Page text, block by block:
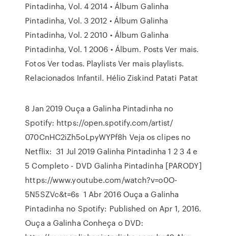
Pintadinha, Vol. 4 2014 • Álbum Galinha
Pintadinha, Vol. 3 2012 • Álbum Galinha
Pintadinha, Vol. 2 2010 • Álbum Galinha
Pintadinha, Vol. 1 2006 • Álbum. Posts Ver mais.
Fotos Ver todas. Playlists Ver mais playlists.
Relacionados Infantil. Hélio Ziskind Patati Patat
8 Jan 2019 Ouça a Galinha Pintadinha no
Spotify: https://open.spotify.com/artist/
070CnHC2iZh5oLpyWYPf8h Veja os clipes no
Netflix: 31 Jul 2019 Galinha Pintadinha 1 2 3 4 e
5 Completo - DVD Galinha Pintadinha [PARODY]
https://www.youtube.com/watch?v=o0O-
5N5SZVc&t=6s 1 Abr 2016 Ouça a Galinha
Pintadinha no Spotify: Published on Apr 1, 2016.
Ouça a Galinha Conheça o DVD: